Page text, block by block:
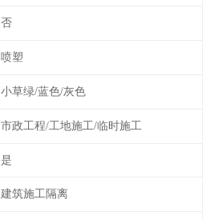
否
喷塑
小草绿/蓝色/灰色
市政工程/工地施工/临时施工
是
建筑施工隔离